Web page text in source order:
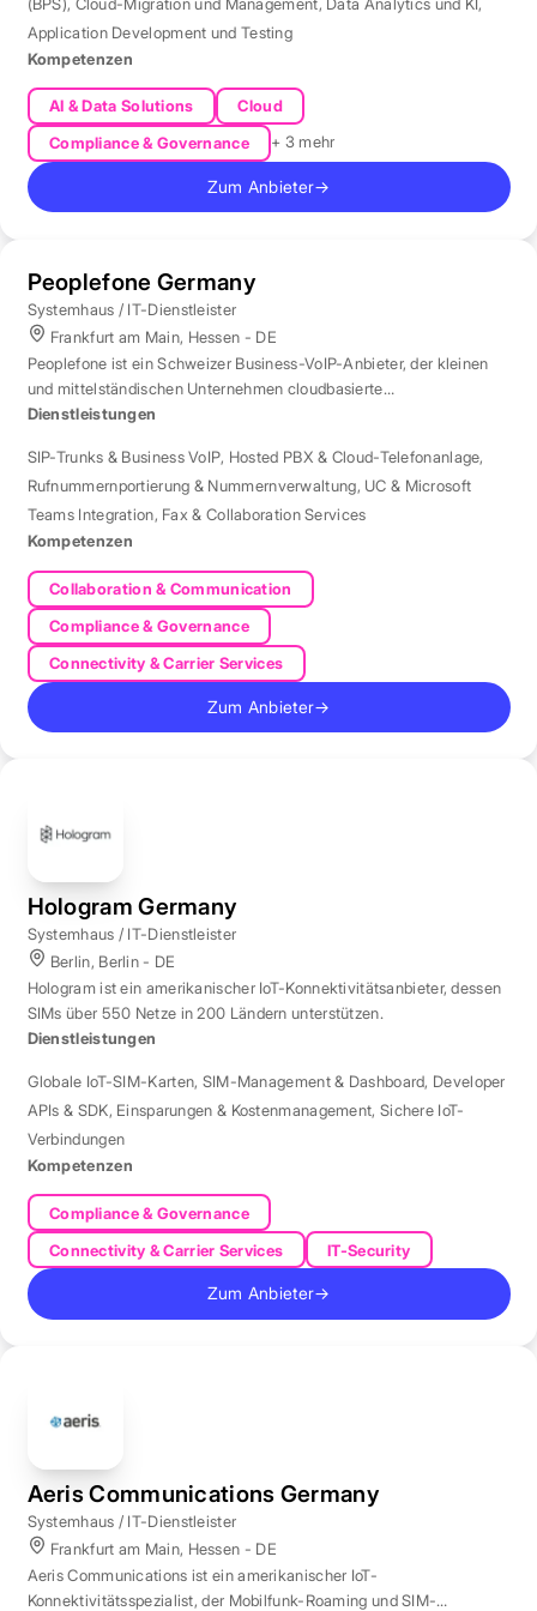
Application Development und Testing
Kompetenzen
AI & Data Solutions
Cloud
Compliance & Governance
+ 3 mehr
Zum Anbieter→
Peoplefone Germany
Systemhaus / IT-Dienstleister
Frankfurt am Main, Hessen - DE
Peoplefone ist ein Schweizer Business-VoIP-Anbieter, der kleinen
und mittelständischen Unternehmen cloudbasierte
Telefonielösungen bietet.
Dienstleistungen
SIP-Trunks & Business VoIP, Hosted PBX & Cloud-Telefonanlage,
Rufnummernportierung & Nummernverwaltung, UC & Microsoft
Teams Integration, Fax & Collaboration Services
Kompetenzen
Collaboration & Communication
Compliance & Governance
Connectivity & Carrier Services
Zum Anbieter→
Hologram Germany
Systemhaus / IT-Dienstleister
Berlin, Berlin - DE
Hologram ist ein amerikanischer IoT-Konnektivitätsanbieter, dessen
SIMs über 550 Netze in 200 Ländern unterstützen.
Dienstleistungen
Globale IoT-SIM-Karten, SIM-Management & Dashboard, Developer
APIs & SDK, Einsparungen & Kostenmanagement, Sichere IoT-
Verbindungen
Kompetenzen
Compliance & Governance
Connectivity & Carrier Services
IT-Security
Zum Anbieter→
Aeris Communications Germany
Systemhaus / IT-Dienstleister
Frankfurt am Main, Hessen - DE
Aeris Communications ist ein amerikanischer IoT-
Konnektivitätsspezialist, der Mobilfunk-Roaming und SIM-